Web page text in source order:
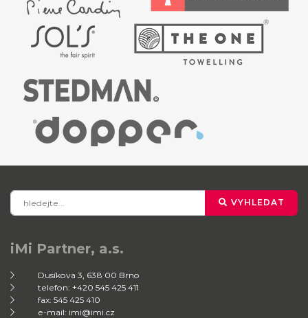
VYHLEDAT
iMi Partner, a.s.
Dusíkova 3, 638 00 Brno
telefon: +420 545 425 411
fax: 545 425 410
e-mail: imi@imi.cz